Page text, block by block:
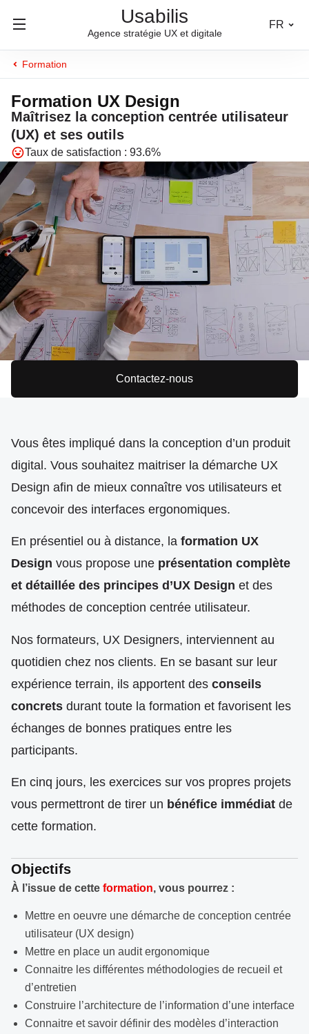
Usabilis
Agence stratégie UX et digitale
FR
Formation
Formation UX Design
Maîtrisez la conception centrée utilisateur
(UX) et ses outils
Taux de satisfaction : 93.6%
Contactez-nous
Vous êtes impliqué dans la conception d’un produit
digital. Vous souhaitez maitriser la démarche UX
Design afin de mieux connaître vos utilisateurs et
concevoir des interfaces ergonomiques.
En présentiel ou à distance, la formation UX
Design vous propose une présentation complète
et détaillée des principes d’UX Design et des
méthodes de conception centrée utilisateur.
Nos formateurs, UX Designers, interviennent au
quotidien chez nos clients. En se basant sur leur
expérience terrain, ils apportent des conseils
concrets durant toute la formation et favorisent les
échanges de bonnes pratiques entre les
participants.
En cinq jours, les exercices sur vos propres projets
vous permettront de tirer un bénéfice immédiat de
cette formation.
Objectifs
À l’issue de cette formation, vous pourrez :
Mettre en oeuvre une démarche de conception centrée
utilisateur (UX design)
Mettre en place un audit ergonomique
Connaitre les différentes méthodologies de recueil et
d’entretien
Construire l’architecture de l’information d’une interface
Connaitre et savoir définir des modèles d’interaction